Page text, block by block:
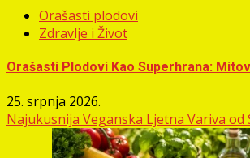
Orašasti plodovi
Zdravlje i Život
Orašasti Plodovi Kao Superhrana:
25. srpnja 2026.
Najukusnija Veganska Ljetna Variva od